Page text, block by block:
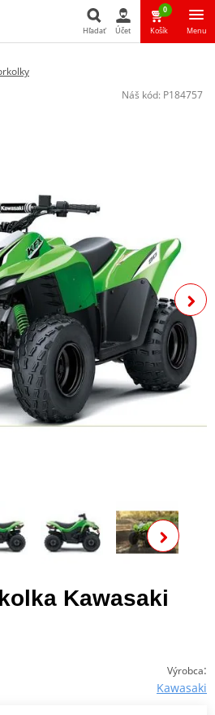
Hľadať Účet
0
Košík Menu
Náš kód: P184757
Kawasaki
Výrobca:
Kawasaki